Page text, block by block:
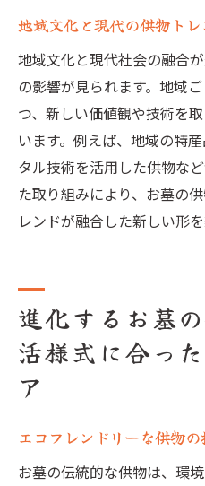
地域文化と現代の供物トレ
地域文化と現代社会の融合
の影響が見られます。地域
つ、新しい価値観や技術を
います。例えば、地域の特
タル技術を活用した供物な
た取り組みにより、お墓の
レンドが融合した新しい形を
進化するお墓
活様式に合っ
ア
エコフレンドリーな供物
お墓の伝統的な供物は、環